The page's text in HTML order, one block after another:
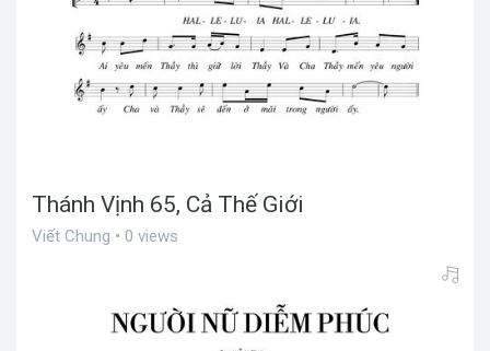
Thánh Vịnh 65, Cả Thế Giới
Viết Chung • 0 views